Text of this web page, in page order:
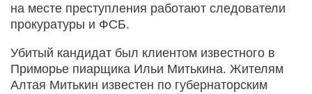
на месте преступления работают следователи
прокуратуры и ФСБ.
Убитый кандидат был клиентом известного в
Приморье пиарщика Ильи Митькина. Жителям
Алтая Митькин известен по губернаторским